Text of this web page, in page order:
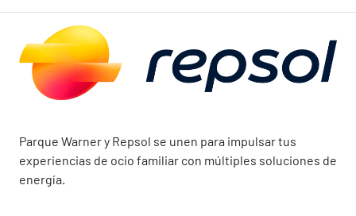
Parque Warner y Repsol se unen para impulsar tus
experiencias de ocio familiar con múltiples soluciones de
energía.